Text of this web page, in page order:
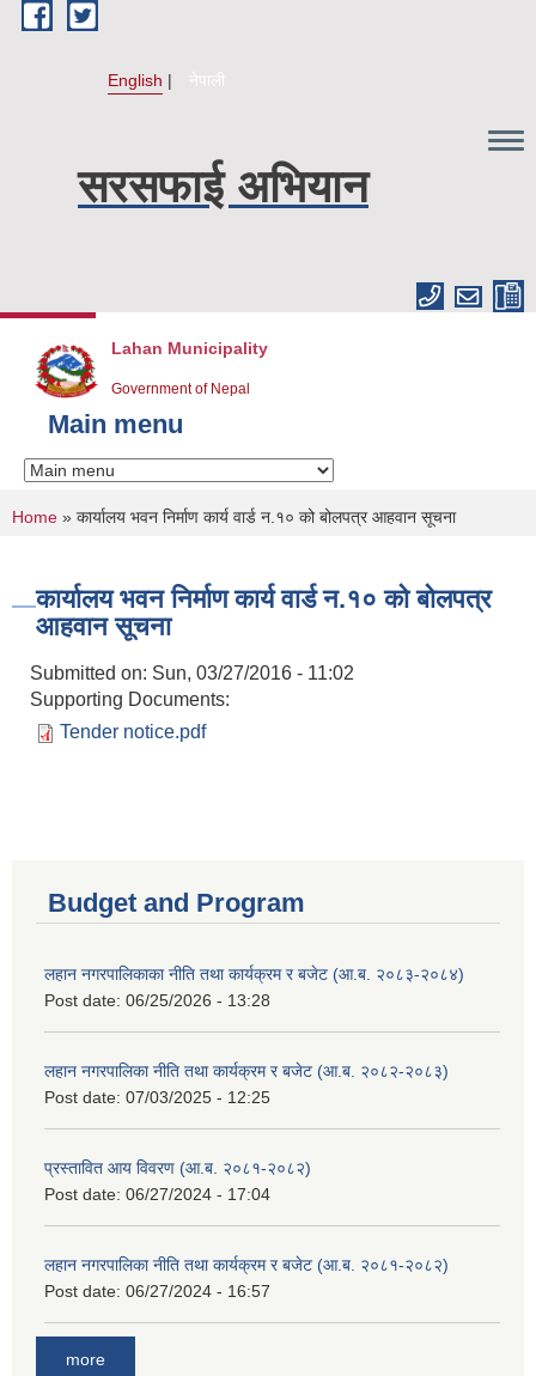
Skip to main content
English नेपाली
सरसफाई अभियान
Lahan Municipality
Government of Nepal
Main menu
You are here
Home » कार्यालय भवन निर्माण कार्य वार्ड न.१० को बोलपत्र आहवान सूचना
कार्यालय भवन निर्माण कार्य वार्ड न.१० को बोलपत्र
आहवान सूचना
Submitted on: Sun, 03/27/2016 - 11:02
Supporting Documents:
Tender notice.pdf
Budget and Program
लहान नगरपालिकाका नीति तथा कार्यक्रम र बजेट (आ.ब. २०८३-२०८४)
Post date: 06/25/2026 - 13:28
लहान नगरपालिका नीति तथा कार्यक्रम र बजेट (आ.ब. २०८२-२०८३)
Post date: 07/03/2025 - 12:25
प्रस्तावित आय विवरण (आ.ब. २०८१-२०८२)
Post date: 06/27/2024 - 17:04
लहान नगरपालिका नीति तथा कार्यक्रम र बजेट (आ.ब. २०८१-२०८२)
Post date: 06/27/2024 - 16:57
more